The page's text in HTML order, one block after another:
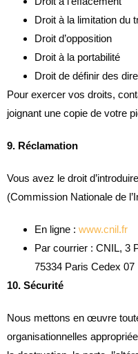
Droit à la limitation du
Droit d’opposition
Droit à la portabilité
Droit de définir des
Pour exercer vos droits,
joignant une copie de votre
9. Réclamation
Vous avez le droit
(Commission Nationale de
En ligne : www.cnil.fr
Par courrier : CNIL, 3
75334 Paris Cedex 07
10. Sécurité
Nous mettons en œuvre
organisationnelles